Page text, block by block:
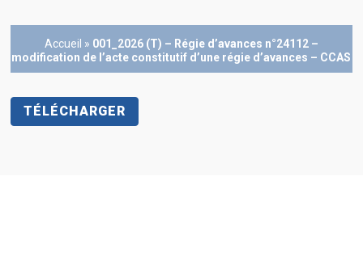
Accueil » 001_2026 (T) – Régie d’avances n°24112 –
modification de l’acte constitutif d’une régie d’avances – CCAS
TÉLÉCHARGER